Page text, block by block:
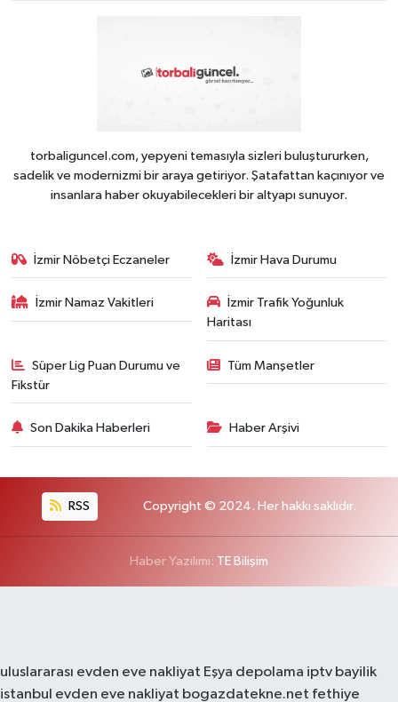
torbaliguncel.com, yepyeni temasıyla sizleri buluştururken,
sadelik ve modernizmi bir araya getiriyor. Şatafattan kaçınıyor ve
insanlara haber okuyabilecekleri bir altyapı sunuyor.
İzmir Nöbetçi Eczaneler İzmir Hava Durumu
İzmir Namaz Vakitleri
İzmir Trafik Yoğunluk
Haritası
Süper Lig Puan Durumu ve
Fikstür
Tüm Manşetler
Son Dakika Haberleri Haber Arşivi
RSS Copyright © 2024. Her hakkı saklıdır.
Haber Yazılımı: TE Bilişim
uluslararası evden eve nakliyat Eşya depolama iptv bayilik
istanbul evden eve nakliyat bogazdatekne.net fethiye